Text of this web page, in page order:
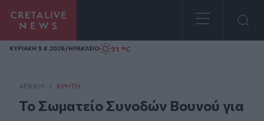
Homepage
ΚΥΡΙΑΚΗ 9.8.2026/ΗΡΑΚΛΕΙΟ 31 °C
ΑΡΧΙΚΗ / ΚΡΉΤΗ
Το Σωματείο Συνοδών Βουνού για